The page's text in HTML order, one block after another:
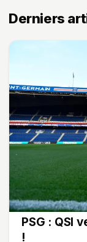
Derniers
PSG : QSI
!